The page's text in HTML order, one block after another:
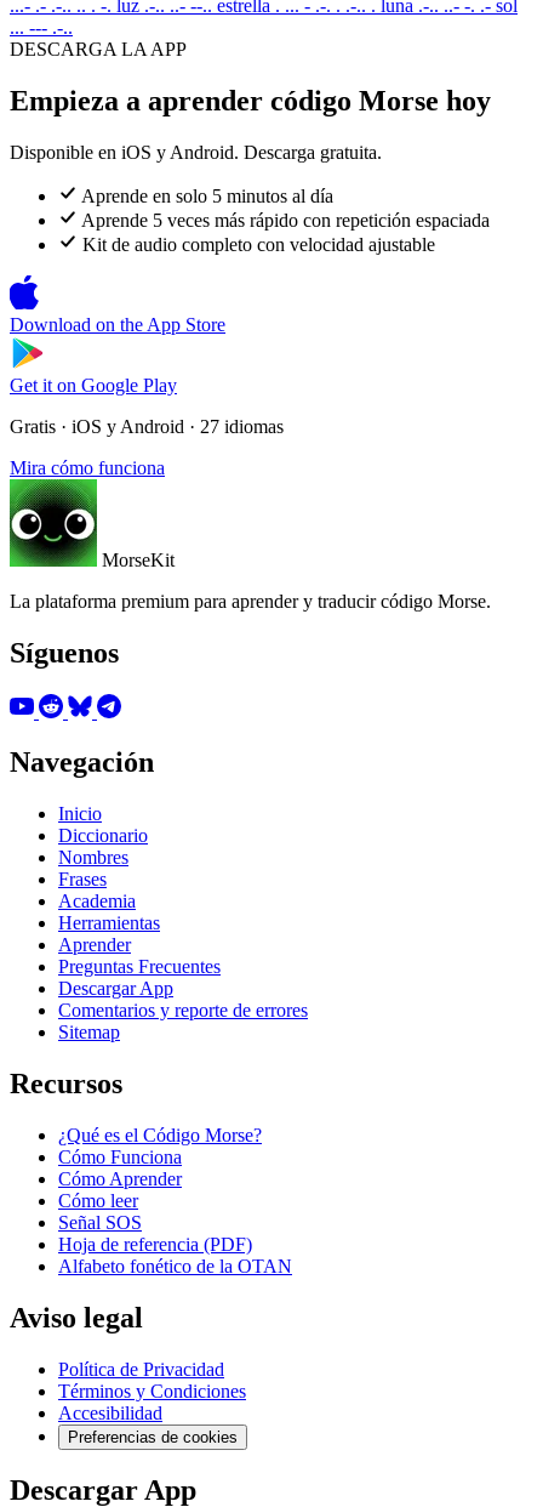
...- .- .-.. .. . -. luz .-.. ..- --.. estrella . ... - .-. . .-.. . luna .-.. ..- -. .- sol
... --- .-..
DESCARGA LA APP
Empieza a aprender código Morse hoy
Disponible en iOS y Android. Descarga gratuita.
Aprende en solo 5 minutos al día
Aprende 5 veces más rápido con repetición espaciada
Kit de audio completo con velocidad ajustable
Download on the App Store
Get it on Google Play
Gratis · iOS y Android · 27 idiomas
Mira cómo funciona
MorseKit
La plataforma premium para aprender y traducir código Morse.
Síguenos
Navegación
Inicio
Diccionario
Nombres
Frases
Academia
Herramientas
Aprender
Preguntas Frecuentes
Descargar App
Comentarios y reporte de errores
Sitemap
Recursos
¿Qué es el Código Morse?
Cómo Funciona
Cómo Aprender
Cómo leer
Señal SOS
Hoja de referencia (PDF)
Alfabeto fonético de la OTAN
Aviso legal
Política de Privacidad
Términos y Condiciones
Accesibilidad
Preferencias de cookies
Descargar App